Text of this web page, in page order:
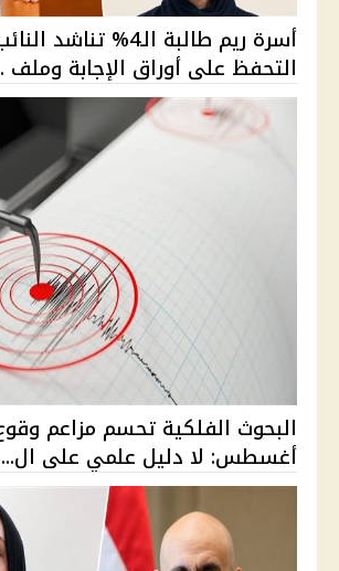
أسرة ريم طالبة الـ4%
التحفظ على أوراق الإجابة وملف
أغسطس: لا دليل علمي على ال...